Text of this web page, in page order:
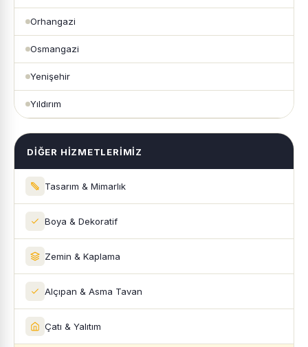
Orhangazi
Osmangazi
Yenişehir
Yıldırım
DIĞER HIZMETLERIMIZ
Tasarım & Mimarlık
Boya & Dekoratif
Zemin & Kaplama
Alçıpan & Asma Tavan
Çatı & Yalıtım